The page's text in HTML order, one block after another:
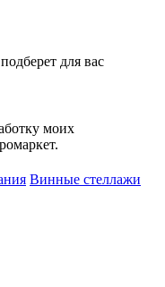
для вас
моих
Винные стеллажи